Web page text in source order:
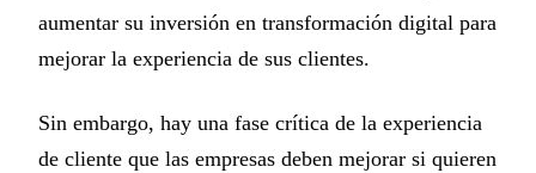
aumentar su inversión en transformación digital para
mejorar la experiencia de sus clientes.
Sin embargo, hay una fase crítica de la experiencia
de cliente que las empresas deben mejorar si quieren